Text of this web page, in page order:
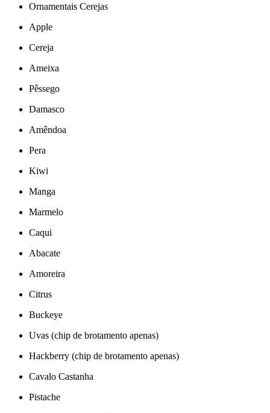
Ornamentais Cerejas
Apple
Cereja
Ameixa
Pêssego
Damasco
Amêndoa
Pera
Kiwi
Manga
Marmelo
Caqui
Abacate
Amoreira
Citrus
Buckeye
Uvas (chip de brotamento apenas)
Hackberry (chip de brotamento apenas)
Cavalo Castanha
Pistache